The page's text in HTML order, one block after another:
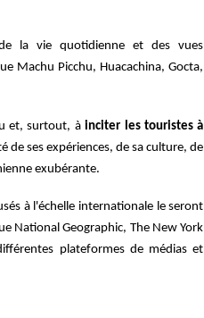
la vie quotidienne et des vues
Machu Picchu, Huacachina, Gocta,
et, surtout, à inciter les touristes à
de ses expériences, de sa culture, de
exubérante.
à l'échelle internationale le seront
National Geographic, The New York
plateformes de médias et